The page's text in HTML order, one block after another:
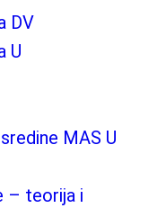
DV
U
MAS U
– teorija i